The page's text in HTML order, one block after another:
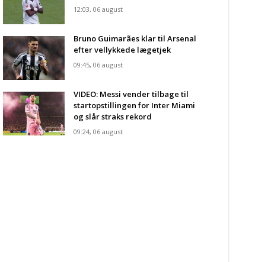
12:03, 06 august
Bruno Guimarães klar til Arsenal
efter vellykkede lægetjek
09:45, 06 august
VIDEO: Messi vender tilbage til
startopstillingen for Inter Miami
og slår straks rekord
09:24, 06 august